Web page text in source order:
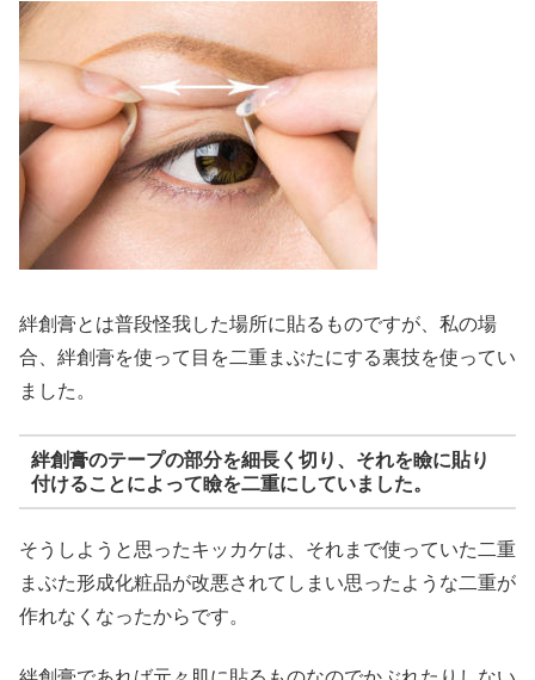
絆創膏とは普段怪我した場所に貼るものですが、私の場
合、絆創膏を使って目を二重まぶたにする裏技を使ってい
ました。
絆創膏のテープの部分を細長く切り、それを瞼に貼り
付けることによって瞼を二重にしていました。
そうしようと思ったキッカケは、それまで使っていた二重
まぶた形成化粧品が改悪されてしまい思ったような二重が
作れなくなったからです。